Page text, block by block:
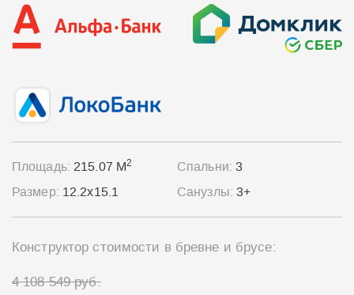
Площадь:215.07 М2
Размер: 12.2x15.1
Спальни:3
Санузлы:3+
Конструктор стоимости в бревне и брусе:
4 108 549 руб.